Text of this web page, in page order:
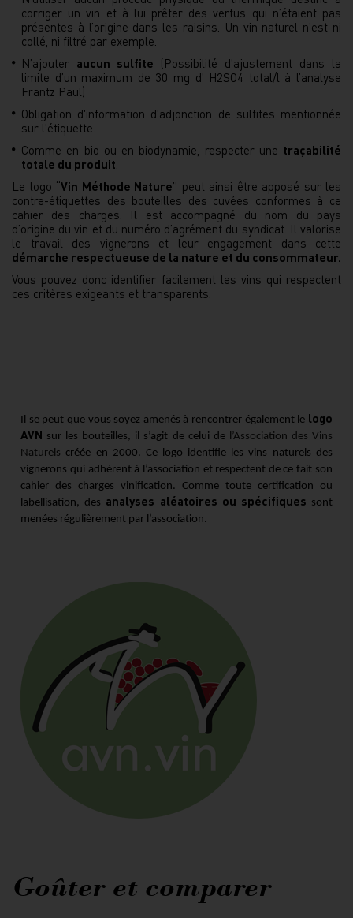
corriger un vin et à lui prêter des vertus qui n’étaient pas
présentes à l’origine dans les raisins. Un vin naturel n’est ni
collé, ni filtré par exemple.
N’ajouter aucun sulfite (Possibilité d’ajustement dans la
limite d’un maximum de 30 mg d’ H2SO4 total/l à l’analyse
Frantz Paul)
Obligation d'information d'adjonction de sulfites mentionnée
sur l'étiquette.
Comme en bio ou en biodynamie, respecter une traçabilité
totale du produit
Le logo “Vin Méthode Nature” peut ainsi être apposé sur les
contre-étiquettes des bouteilles des cuvées conformes à ce
cahier des charges. Il est accompagné du nom du pays
d’origine du vin et du numéro d’agrément du syndicat. Il valorise
le travail des vignerons et leur engagement dans cette
démarche respectueuse de la nature et du consommateur.
Vous pouvez donc identifier facilement les vins qui respectent
ces critères exigeants et transparents.
Il se peut que vous soyez amenés à rencontrer également le logo
AVN sur les bouteilles, il s’agit de celui de l’Association des Vins
Naturels créée en 2000. Ce logo identifie les vins naturels des
vignerons qui adhèrent à l’association et respectent de ce fait son
cahier des charges vinification. Comme toute certification ou
labellisation, des analyses aléatoires ou spécifiques sont
menées régulièrement par l’association.
Goûter et comparer